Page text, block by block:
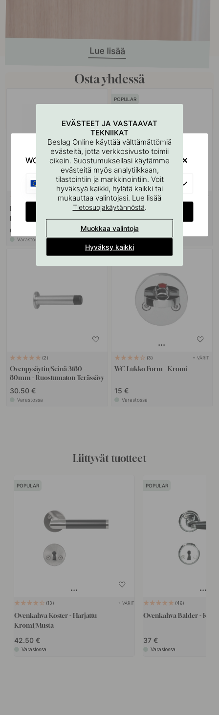
Osta yhdessä
Kahvanpehmusteet - Musta 3
pakkausta
6.60 €
Varastossa
POPULAR
14 + VÄRIT
Ovenpysäytin Dexter -
Mattamusta
26.50 €
Varastossa
2
Ovenpysäytin/Seinä 3180 -
80mm - Ruostumaton Terässävy
30.50 €
Varastossa
3 + VÄRIT
WC Lukko Form - Kromi
15 €
Varastossa
Liittyvät tuotteet
POPULAR
13 + VÄRIT
Ovenkahva Koster - Harjattu
Kromi/Musta
42.50
Varastossa
POPULAR
46
Ovenkahva Balder -
37
Varastossa
EVÄSTEET JA VASTAAVAT
TEKNIIKAT
Beslag Online käyttää välttämättömiä
evästeitä, jotta verkkosivusto toimii
oikein. Suostumuksellasi käytämme
evästeitä myös analytiikkaan,
tilastointiin ja markkinointiin. Voit
hyväksyä kaikki, hylätä kaikki tai
mukauttaa valintojasi. Lue lisää
Tietosuojakäytännöstä.
Muokkaa valintoja
Hyväksy kaikki
WOULD YOU RATHER VISIT?
EU
CHANGE COUNTRY